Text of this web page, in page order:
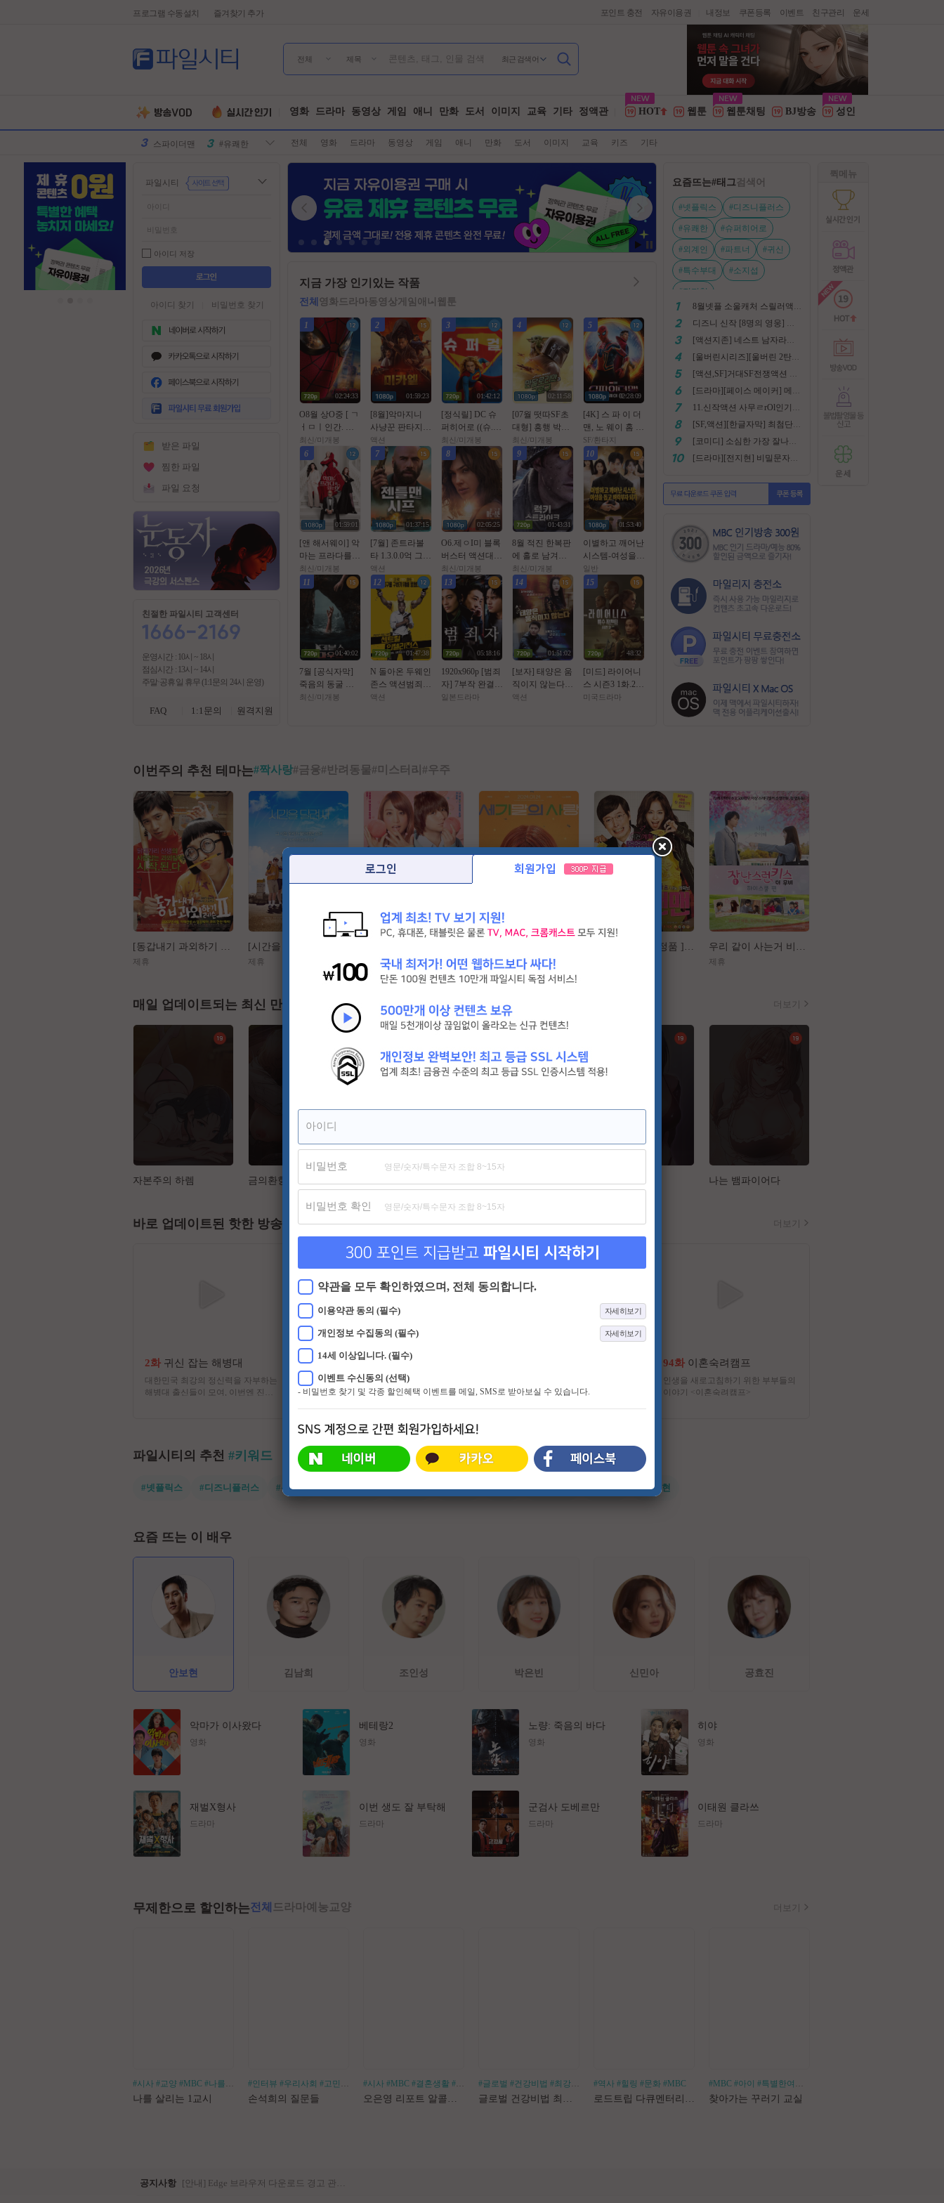
프로그램 수동설치 즐겨찾기 추가 포인트 충전 자유이용권 내정보 쿠폰등록 이벤트 친구관리 운세
퀵메뉴
전체 제목 최근 검색어
영화 드라마 동영상 게임 애니 만화 도서 이미지 교육 기타 정액관 HOT 웹툰 웹툰채팅 BJ방송 성인
러스
스파이더맨 #유쾌한
로
만달로리안 #외계인
동궁
다를입는다
디스클로저
데이
#소지섭
유부녀킬러 #전지현
군체 #넷플릭스
전체 영화 드라마 동영상 게임 애니 만화 도서 이미지 교육 키즈 기타
파일시티
아이디 저장
아이디 찾기 비밀번호 찾기
가
입
받은 파일
찜한 파일
파일 요청
친절한 파일시티 고객센터
운영시간 : 10시 ~ 18시
점심시간 : 13시 ~ 14시
주말·공휴일 휴무 (1:1문의 24시 운영)
FAQ 1:1문의 원격지원
지금 가장 인기있는 작품
전체 영화드라마동영상게임 애니 웹툰
1
02:24:33
O8월 상O중 [ ㄱ
ㅓㅁㅣ인간. 브
랜뉴데이 ] 톰홀
랜드 - CAM 버
전. 공식자막
최신/미개봉
2
01:59:23
[8월]악마지니
사냥꾼 판타지액
션[ 미카엘 두 차
원의 헌터 ]완벽
자막
액션
3
01:42:12
[정식릴] DC 슈
퍼히어로 ((슈.
퍼.걸)) 1080p 5.1
공식자막
최신/미개봉
4
02:11:58
[07월 떳따SF초
대형] 흥행 박스1
위 [초대형SF대
작영화] [스워즈]
1080공식자막
최신/미개봉
5
02:28:09
[4K] 스 파 이 더
맨, 노 웨이 홈 (2
021년 작품)
SF/환타지
6
01:59:01
[앤 해서웨이] 악
마는 프라다를
입는다 2. 2026 (2
0년 만의 속편)
최신/미개봉
7
01:37:15
[7월] 존트라볼
타 1.3.0.0억 그림
을 훔쳐라 [ 젠틀
맨 시프 ]완벽자
막
액션
8
02:05:25
O6.제ㅇI미 블록
버스터 액션대작
[ 핫 트 오 브 스
턴 ] 공식자막 초
고화질 FHD 5.1
최신/미개봉
9
01:43:31
8월 적진 한복판
에 홀로 남겨진
미군 병사 [ 럭키
스트라Ol크 ] 108
0p 5.1 완벽자막
최신/미개봉
10
01:53:40
이별하고 깨어난
시스템-여성을
돕고 벼락부자
되기 시즌1 - 더
빙 2026 E01-E70
1920p WEB-DL.
AAC.H264-Gam
일반
11
01:40:02
7월 [공식자막]
죽음의 동굴 목
숨 건 생존[ 데블
최신/미개봉
12
01:47:38
N 돌아온 두웨인
존스 액션범죄 [
쎈투럴 잉텔ㄹ1
액션
13
05:18:16
1920x960p [범죄
자] 7부작 완결
타카하시 잇세이
일본드라마
14
01:51:02
[보자] 태양은 움
직이지 않는다 1
1월
액션
15
48:32
[미드] 라이어니
스 시즌3 1화.202
6.1080p.한글자
미국드라마
요즘뜨는#태그검색어
#넷플릭스 #디즈니플러스
#유쾌한 #슈퍼히어로
#외계인 #파트너 #귀신
#특수부대 #소지섭
#전지현
[울버린시리즈][울버린 2탄] 더 울버린 확장판 완벽자막
[SF,액션][한글자막] 최첨단 미래특수부대 초대박 안봄후회함~ 진짜잼있어요 스샷 꼭보세요 1080
이번주의 추천 테마는#짝사랑#금융#반려동물#미스터리 #우주
제휴 제휴 제휴 제휴 제휴
매일 업데이트되는 최신 만화 더보기
자본주의 하렘 금의환향 나는 뱀파이어다
바로 업데이트된 핫한 방송 더보기
2화 귀신 잡는 해병대
대한민국 최강의 정신력을 자부하는
해병대 출신들이 모여, 이번엔 진짜
여름 납량 오컬트 수색 버라이어티!
169화역전의 한방
드라마보다 더 드라마 같은 반전 인
생 추적 스토리 프로그램
이야기와 이색 명소에서 펼쳐지는 스
94화 이혼숙려캠프
인생을 새로고침하기 위한 부부들의
이야기 <이혼숙려캠프>
파일시티의 추천 #키워드
#넷플릭스 #디즈니플러스 #유쾌한 #슈퍼히어로 #외계인 #파트너 #귀신 #특수부대 #소지섭 #전지현
요즘 뜨는 이 배우
안보현 김남희 조인성 박은빈 신민아 공효진
악마가 이사왔다
영화
베테랑2
영화
노량: 죽음의 바다
영화
히야
영화
재벌X형사
드라마
이번 생도 잘 부탁해
드라마
군검사 도베르만
드라마
이태원 클라쓰
드라마
무제한으로 할인하는전체 드라마예능 교양 더보기
#시사 #교양 #MBC #나를살리는
나를 살리는 1교시
#인터뷰 #우리사회 #고민거리 #분야별
손석희의 질문들
#시사 #MBC #결혼생활 #알코올중독 #글로벌 #건강비법 #최강백세 #김경화
#역사 #힐링 #문화 #MBC #MBC #아이 #특별한여행
찾아가는 꾸러기 교실
공지사항
[공지] 사이트 내 장기 콘텐츠 정리 작업 진행
로그인 회원가입
아이디
비밀번호
비밀번호 확인
300 포인트 지급받고 파일시티 시작하기
약관을 모두 확인하였으며, 전체 동의합니다.
이용약관 동의 (필수) 자세히보기
개인정보 수집동의 (필수) 자세히보기
14세 이상입니다. (필수)
이벤트 수신동의 (선택)
- 비밀번호 찾기 및 각종 할인혜택 이벤트를 메일, SMS로 받아보실 수 있습니다.